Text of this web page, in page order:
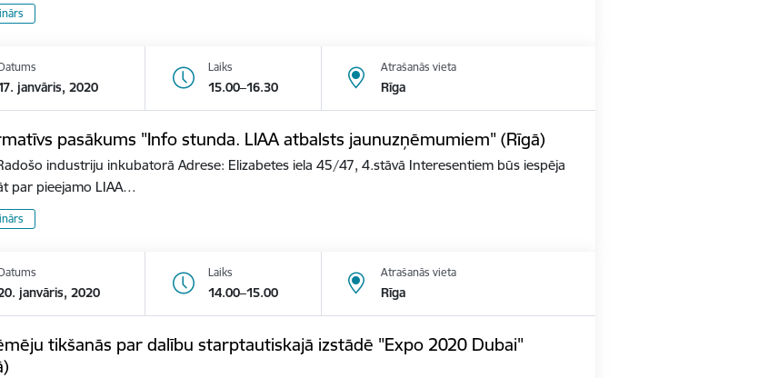
janvāris, 2020
Laiks
15.00–16.30
Atrašanās vieta
Rīga
pasākums "Info stunda. LIAA atbalsts jaunuzņēmumiem" (Rīgā)
industriju inkubatorā Adrese: Elizabetes iela 45/47, 4.stāvā Interesentiem būs iespēja
par pieejamo LIAA…
janvāris, 2020
Laiks
14.00–15.00
Atrašanās vieta
Rīga
tikšanās par dalību starptautiskajā izstādē "Expo 2020 Dubai"